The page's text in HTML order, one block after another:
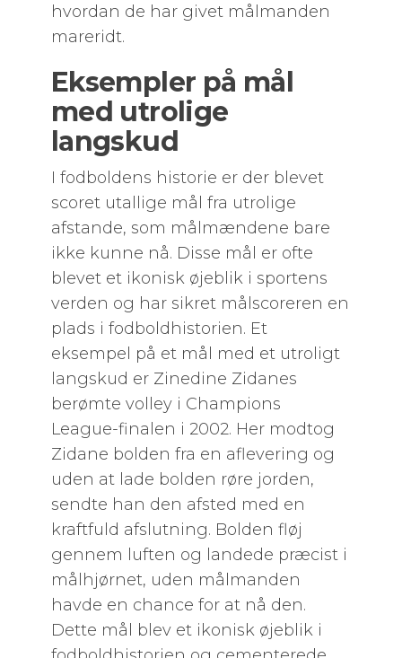
hvordan de har givet målmanden
mareridt.
Eksempler på mål
med utrolige
langskud
I fodboldens historie er der blevet
scoret utallige mål fra utrolige
afstande, som målmændene bare
ikke kunne nå. Disse mål er ofte
blevet et ikonisk øjeblik i sportens
verden og har sikret målscoreren en
plads i fodboldhistorien. Et
eksempel på et mål med et utroligt
langskud er Zinedine Zidanes
berømte volley i Champions
League-finalen i 2002. Her modtog
Zidane bolden fra en aflevering og
uden at lade bolden røre jorden,
sendte han den afsted med en
kraftfuld afslutning. Bolden fløj
gennem luften og landede præcist i
målhjørnet, uden målmanden
havde en chance for at nå den.
Dette mål blev et ikonisk øjeblik i